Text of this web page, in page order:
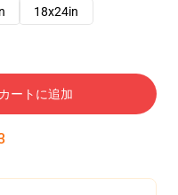
18x24in
カートに追加